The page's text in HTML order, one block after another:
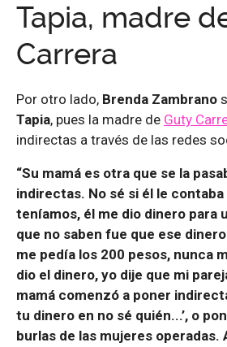
Tapia, madre
Carrera
Por otro lado, Brenda Zambrano
Tapia, pues la madre de Guty
indirectas a través de las redes
“Su mamá es otra que se la
indirectas. No sé si él le
teníamos, él me dio dinero para
que no saben fue que ese
me pedía los 200 pesos, nunca
dio el dinero, yo dije que mi
mamá comenzó a poner
tu dinero en no sé quién...’, o
burlas de las mujeres operadas.